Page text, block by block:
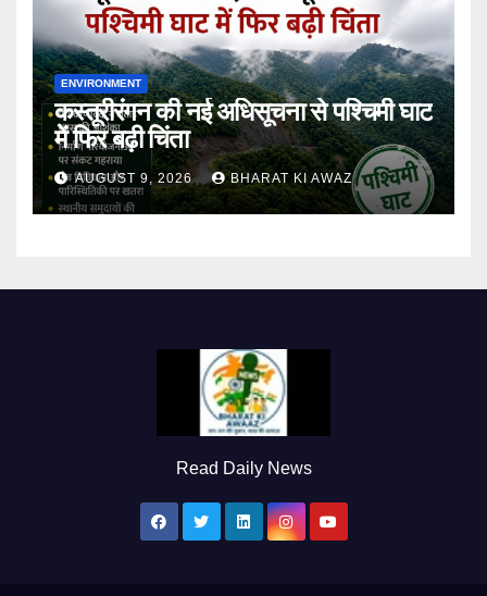
ENVIRONMENT
कस्तूरीरंगन की नई अधिसूचना से पश्चिमी घाट
में फिर बढ़ी चिंता
AUGUST 9, 2026 BHARAT KI AWAZ
Read Daily News